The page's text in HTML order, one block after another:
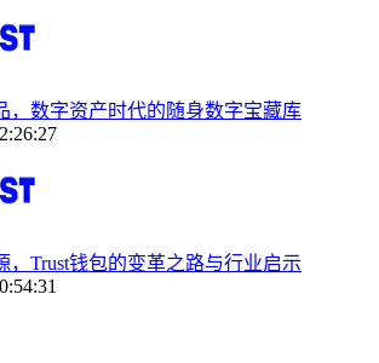
，数字资产时代的随身数字宝藏库
，Trust钱包的变革之路与行业启示